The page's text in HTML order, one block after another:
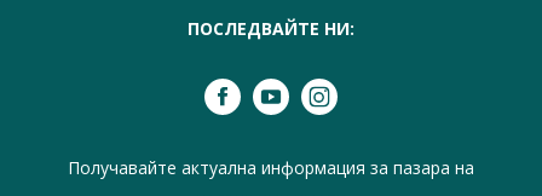
ПОСЛЕДВАЙТЕ НИ:
Получавайте актуална информация за пазара на